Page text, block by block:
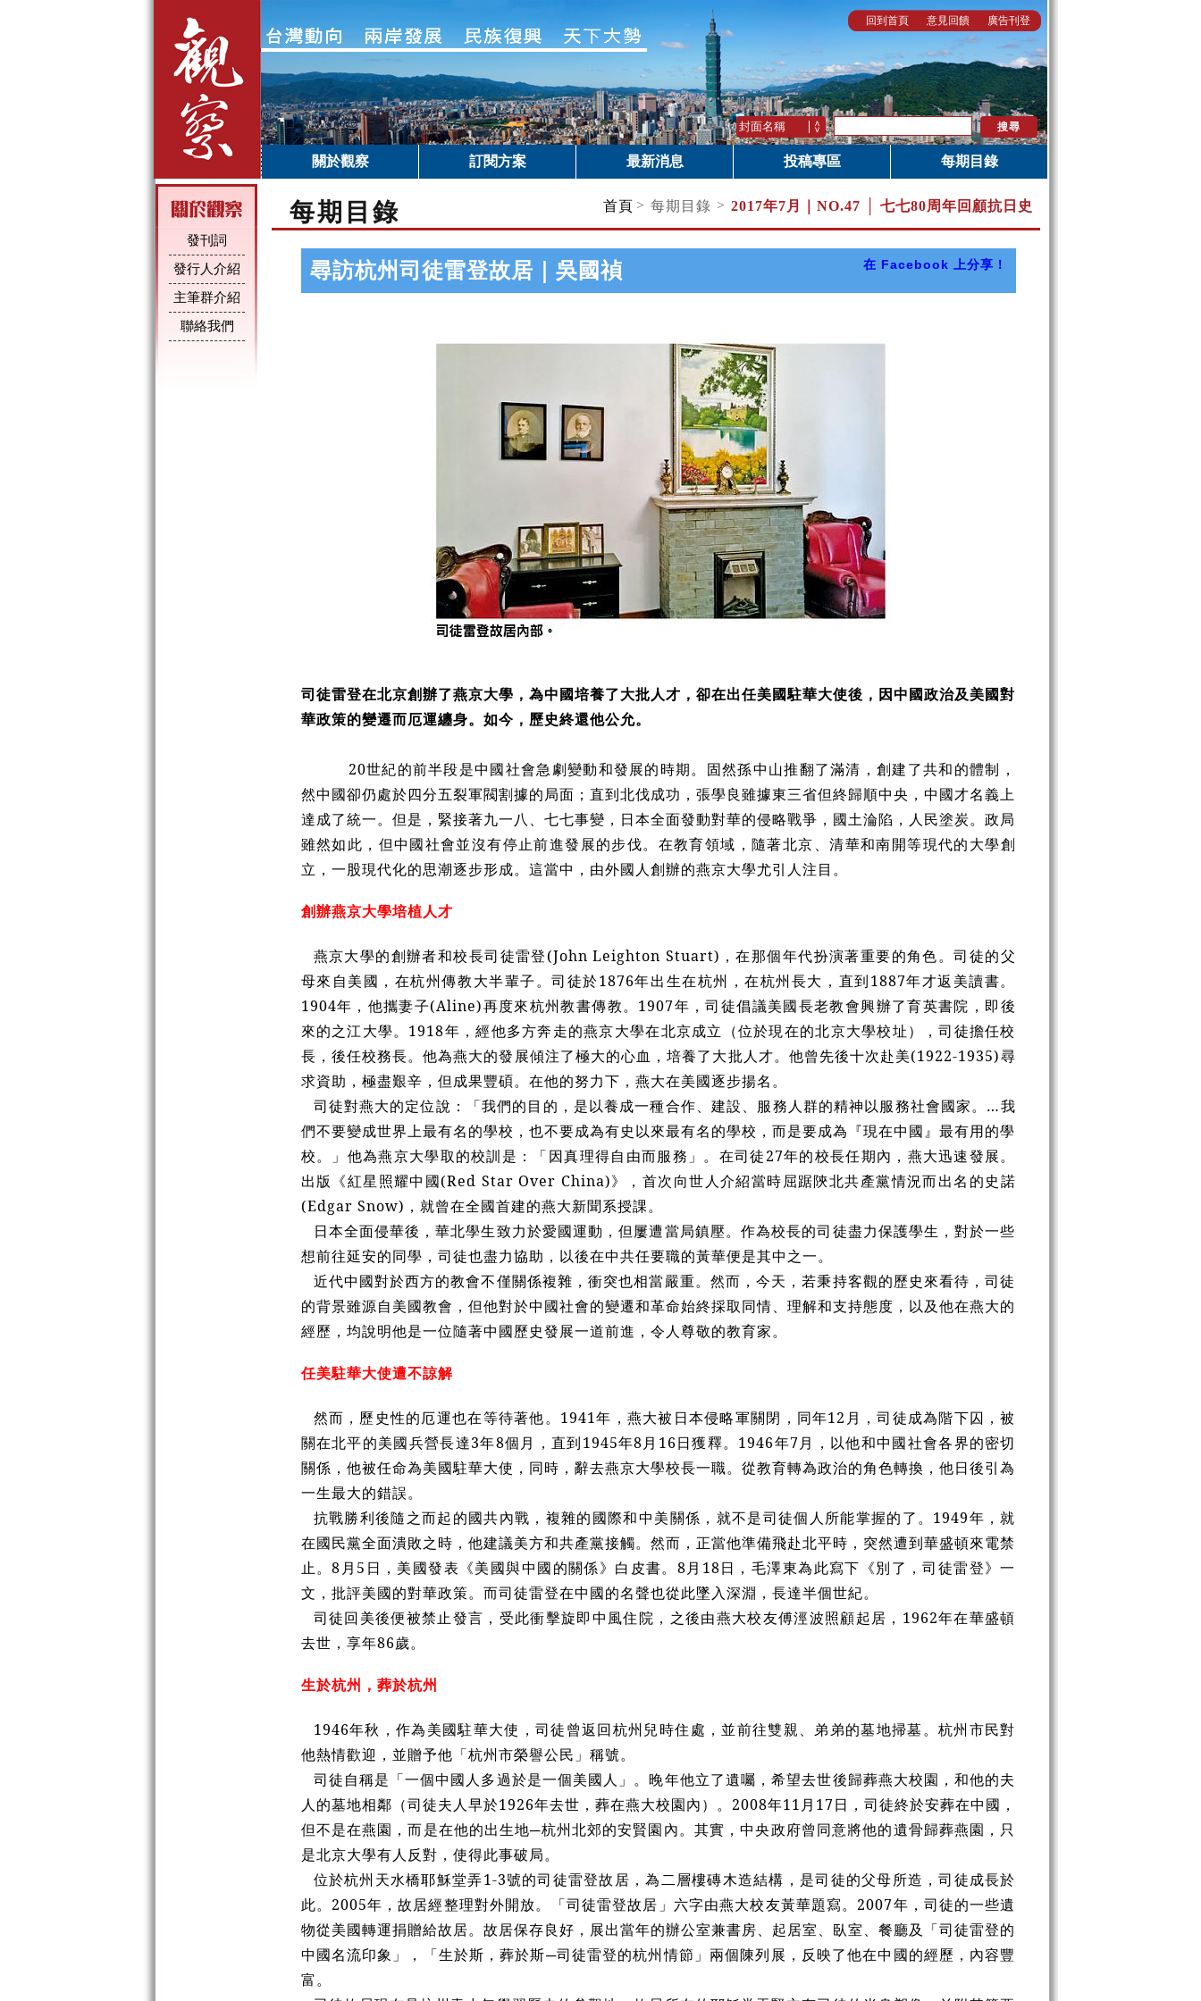
回到首頁 意見回饋 廣告刊登
關於觀察 訂閱方案 最新消息 投稿專區 每期目錄
發刊詞
發行人介紹
主筆群介紹
聯絡我們
每期目錄 首頁 > 每期目錄 > 2017年7月｜ NO.47 │ 七七80周年回顧抗日史
尋訪杭州司徒雷登故居｜吳國禎 在 Facebook 上分享！
司徒雷登在北京創辦了燕京大學，為中國培養了大批人才，卻在出任美國駐華大使後，因中國政治及美國對
華政策的變遷而厄運纏身。如今，歷史終還他公允。
20世紀的前半段是中國社會急劇變動和發展的時期。固然孫中山推翻了滿清，創建了共和的體制，
然中國卻仍處於四分五裂軍閥割據的局面；直到北伐成功，張學良雖據東三省但終歸順中央，中國才名義上
達成了統一。但是，緊接著九一八、七七事變，日本全面發動對華的侵略戰爭，國土淪陷，人民塗炭。政局
雖然如此，但中國社會並沒有停止前進發展的步伐。在教育領域，隨著北京、清華和南開等現代的大學創
立，一股現代化的思潮逐步形成。這當中，由外國人創辦的燕京大學尤引人注目。
創辦燕京大學培植人才
燕京大學的創辦者和校長司徒雷登(John Leighton Stuart)，在那個年代扮演著重要的角色。司徒的父
母來自美國，在杭州傳教大半輩子。司徒於1876年出生在杭州，在杭州長大，直到1887年才返美讀書。
1904年，他攜妻子(Aline)再度來杭州教書傳教。1907年，司徒倡議美國長老教會興辦了育英書院，即後
來的之江大學。1918年，經他多方奔走的燕京大學在北京成立（位於現在的北京大學校址），司徒擔任校
長，後任校務長。他為燕大的發展傾注了極大的心血，培養了大批人才。他曾先後十次赴美(1922-1935)尋
求資助，極盡艱辛，但成果豐碩。在他的努力下，燕大在美國逐步揚名。
司徒對燕大的定位說：「我們的目的，是以養成一種合作、建設、服務人群的精神以服務社會國家。…我
們不要變成世界上最有名的學校，也不要成為有史以來最有名的學校，而是要成為『現在中國』最有用的學
校。」他為燕京大學取的校訓是：「因真理得自由而服務」。在司徒27年的校長任期內，燕大迅速發展。
出版《紅星照耀中國(Red Star Over China)》，首次向世人介紹當時屈踞陝北共產黨情況而出名的史諾
(Edgar Snow)，就曾在全國首建的燕大新聞系授課。
日本全面侵華後，華北學生致力於愛國運動，但屢遭當局鎮壓。作為校長的司徒盡力保護學生，對於一些
想前往延安的同學，司徒也盡力協助，以後在中共任要職的黃華便是其中之一。
近代中國對於西方的教會不僅關係複雜，衝突也相當嚴重。然而，今天，若秉持客觀的歷史來看待，司徒
的背景雖源自美國教會，但他對於中國社會的變遷和革命始終採取同情、理解和支持態度，以及他在燕大的
經歷，均說明他是一位隨著中國歷史發展一道前進，令人尊敬的教育家。
任美駐華大使遭不諒解
然而，歷史性的厄運也在等待著他。1941年，燕大被日本侵略軍關閉，同年12月，司徒成為階下囚，被
關在北平的美國兵營長達3年8個月，直到1945年8月16日獲釋。1946年7月，以他和中國社會各界的密切
關係，他被任命為美國駐華大使，同時，辭去燕京大學校長一職。從教育轉為政治的角色轉換，他日後引為
一生最大的錯誤。
抗戰勝利後隨之而起的國共內戰，複雜的國際和中美關係，就不是司徒個人所能掌握的了。1949年，就
在國民黨全面潰敗之時，他建議美方和共產黨接觸。然而，正當他準備飛赴北平時，突然遭到華盛頓來電禁
止。8月5日，美國發表《美國與中國的關係》白皮書。8月18日，毛澤東為此寫下《別了，司徒雷登》一
文，批評美國的對華政策。而司徒雷登在中國的名聲也從此墜入深淵，長達半個世紀。
司徒回美後便被禁止發言，受此衝擊旋即中風住院，之後由燕大校友傅涇波照顧起居，1962年在華盛頓
去世，享年86歲。
生於杭州，葬於杭州
1946年秋，作為美國駐華大使，司徒曾返回杭州兒時住處，並前往雙親、弟弟的墓地掃墓。杭州市民對
他熱情歡迎，並贈予他「杭州市榮譽公民」稱號。
司徒自稱是「一個中國人多過於是一個美國人」。晚年他立了遺囑，希望去世後歸葬燕大校園，和他的夫
人的墓地相鄰（司徒夫人早於1926年去世，葬在燕大校園內）。2008年11月17日，司徒終於安葬在中國，
但不是在燕園，而是在他的出生地─杭州北郊的安賢園內。其實，中央政府曾同意將他的遺骨歸葬燕園，只
是北京大學有人反對，使得此事破局。
位於杭州天水橋耶穌堂弄1-3號的司徒雷登故居，為二層樓磚木造結構，是司徒的父母所造，司徒成長於
此。2005年，故居經整理對外開放。「司徒雷登故居」六字由燕大校友黃華題寫。2007年，司徒的一些遺
物從美國轉運捐贈給故居。故居保存良好，展出當年的辦公室兼書房、起居室、臥室、餐廳及「司徒雷登的
中國名流印象」，「生於斯，葬於斯─司徒雷登的杭州情節」兩個陳列展，反映了他在中國的經歷，內容豐
富。